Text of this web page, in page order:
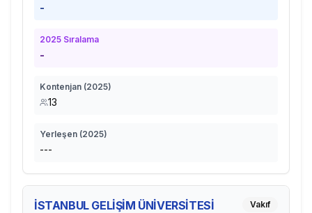
-
2025 Sıralama
-
Kontenjan (2025)
13
Yerleşen (2025)
---
İSTANBUL GELİŞİM ÜNİVERSİTESİ Vakıf